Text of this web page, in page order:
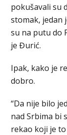
pokušavali su
stomak, jedan
su na putu do
je Đurić.
Ipak, kako je
dobro.
“Da nije bilo
nad Srbima bi
rekao koji je